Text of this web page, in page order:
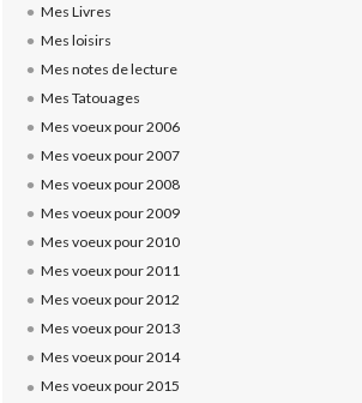
Mes Livres
Mes loisirs
Mes notes de lecture
Mes Tatouages
Mes voeux pour 2006
Mes voeux pour 2007
Mes voeux pour 2008
Mes voeux pour 2009
Mes voeux pour 2010
Mes voeux pour 2011
Mes voeux pour 2012
Mes voeux pour 2013
Mes voeux pour 2014
Mes voeux pour 2015